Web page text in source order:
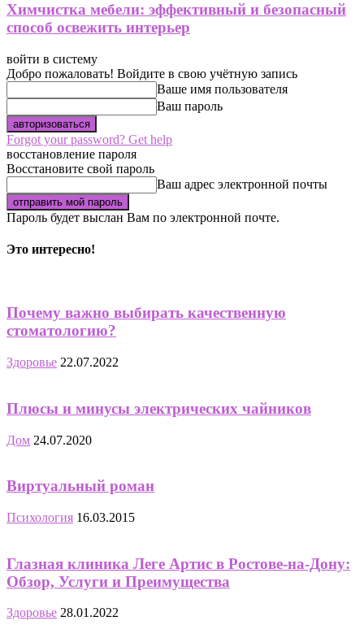
Химчистка мебели: эффективный и безопасный
способ освежить интерьер
войти в систему
Добро пожаловать! Войдите в свою учётную запись
Ваше имя пользователя
Ваш пароль
Forgot your password? Get help
восстановление пароля
Восстановите свой пароль
Ваш адрес электронной почты
Пароль будет выслан Вам по электронной почте.
Это интересно!
Почему важно выбирать качественную
стоматологию?
Здоровье 22.07.2022
Плюсы и минусы электрических чайников
Дом 24.07.2020
Виртуальный роман
Психология 16.03.2015
Глазная клиника Леге Артис в Ростове-на-Дону:
Обзор, Услуги и Преимущества
Здоровье 28.01.2022